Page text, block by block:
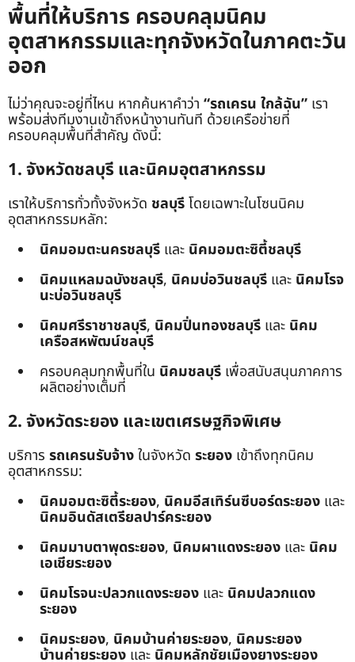
พื้นที่ให้บริการ ครอบคลุมนิคม
อุตสาหกรรมและทุกจังหวัดในภาคตะวัน
ออก
ไม่ว่าคุณจะอยู่ที่ไหน หากค้นหาคำว่า “รถเครน ใกล้ฉัน” เรา
พร้อมส่งทีมงานเข้าถึงหน้างานทันที ด้วยเครือข่ายที่
ครอบคลุมพื้นที่สำคัญ ดังนี้:
1. จังหวัดชลบุรี และนิคมอุตสาหกรรม
เราให้บริการทั่วทั้งจังหวัด ชลบุรีโดยเฉพาะในโซนนิคม
อุตสาหกรรมหลัก:
นิคมอมตะนครชลบุรี และ นิคมอมตะซิตี้ชลบุรี
นิคมแหลมฉบังชลบุรี, นิคมบ่อวินชลบุรี และ นิคมโรจ
นะบ่อวินชลบุรี
นิคมศรีราชาชลบุรี, นิคมปิ่นทองชลบุรี และ นิคม
เครือสหพัฒน์ชลบุรี
ครอบคลุมทุกพื้นที่ใน นิคมชลบุรี เพื่อสนับสนุนภาคการ
ผลิตอย่างเต็มที่
2. จังหวัดระยอง และเขตเศรษฐกิจพิเศษ
บริการ รถเครนรับจ้างในจังหวัด ระยอง เข้าถึงทุกนิคม
อุตสาหกรรม:
นิคมอมตะซิตี้ระยอง, นิคมอีสเทิร์นซีบอร์ดระยอง และ
นิคมอินดัสเตรียลปาร์คระยอง
นิคมมาบตาพุดระยอง, นิคมผาแดงระยอง และ นิคม
เอเชียระยอง
นิคมโรจนะปลวกแดงระยอง และ นิคมปลวกแดง
ระยอง
นิคมระยอง, นิคมบ้านค่ายระยอง, นิคมระยอง
บ้านค่ายระยอง และ นิคมหลักชัยเมืองยางระยอง